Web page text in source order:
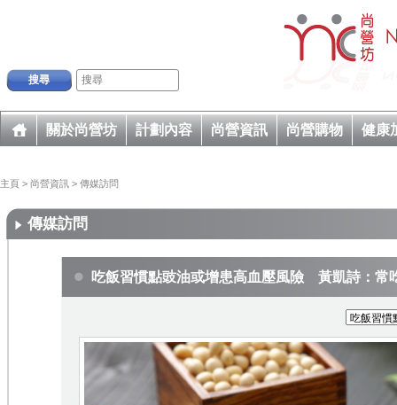
搜尋
關於尚營坊 計劃內容 尚營資訊 尚營購物 健康
主頁 > 尚營資訊 > 傳媒訪問
傳媒訪問
吃飯習慣點豉油或增患高血壓風險 黃凱詩：常